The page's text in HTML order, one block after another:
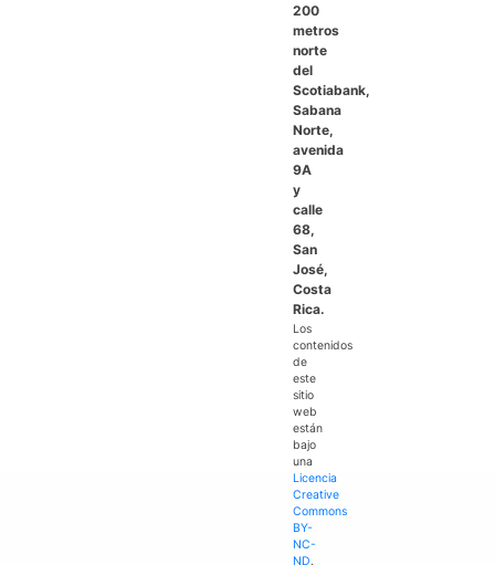
200
metros
norte
del
Scotiabank,
Sabana
Norte,
avenida
9A
y
calle
68,
San
José,
Costa
Rica.
Los
contenidos
de
este
sitio
web
están
bajo
una
Licencia
Creative
Commons
BY-
NC-
ND.